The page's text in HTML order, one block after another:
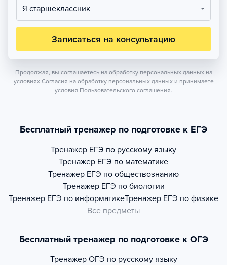
Я старшеклассник
Записаться на консультацию
Продолжая, вы соглашаетесь на обработку персональных данных на
условиях Согласия на обработку персональных данных и принимаете
условия Пользовательского соглашения.
Бесплатный тренажер по подготовке к ЕГЭ
Тренажер ЕГЭ по русскому языку
Тренажер ЕГЭ по математике
Тренажер ЕГЭ по обществознанию
Тренажер ЕГЭ по биологии
Тренажер ЕГЭ по информатикеТренажер ЕГЭ по физике
Все предметы
Бесплатный тренажер по подготовке к ОГЭ
Тренажер ОГЭ по русскому языку